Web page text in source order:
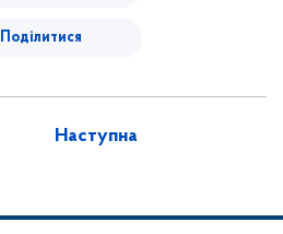
Поділитися
Наступна